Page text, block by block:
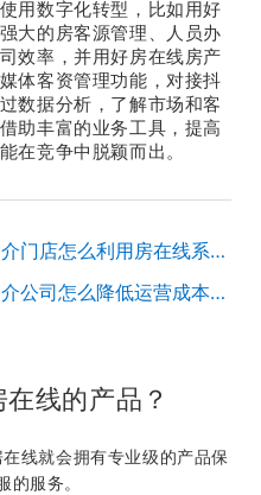
用数字化转型，比如用好
大的房客源管理、人员办
效率，并用好房在线房产
体客资管理功能，对接抖
数据分析，了解市场和客
助丰富的业务工具，提高
在竞争中脱颖而出。
2025年房产中介门店怎么利用房在线系统提升私域客户转化？
2025年房产中介公司怎么降低运营成本？房在线能帮忙吗？
线的产品？
线就会拥有专业级的产品保
的服务。